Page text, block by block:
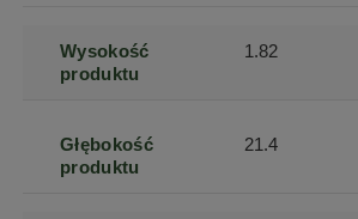
Wysokość
produktu
1.82
Głębokość
produktu
21.4